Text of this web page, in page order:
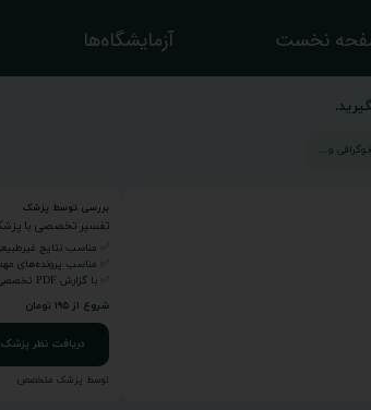
نخست آزمایشگاه‌ها
بررسی توسط پزشک
تفسیر تخصصی با
✅ مناسب نتایج
✅ مناسب پرونده‌های
✅ با گزارش PDF تخصصی
شروع از ۱۹۵ تومان
دریافت نظر پزشک
توسط پزشک متخصص